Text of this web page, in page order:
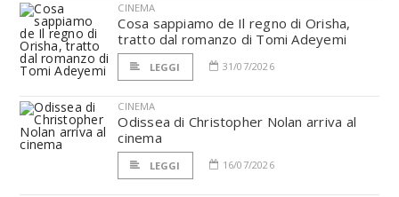
CINEMA
Cosa sappiamo de Il regno di Orisha,
tratto dal romanzo di Tomi Adeyemi
LEGGI 31/07/2026
CINEMA
Odissea di Christopher Nolan arriva al
cinema
LEGGI 16/07/2026